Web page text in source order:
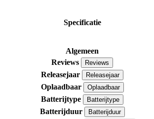
Specificatie
Algemeen
Reviews
Reviews
Releasejaar Releasejaar
Oplaadbaar
Oplaadbaar
Batterijtype Batterijtype
Batterijduur
Batterijduur